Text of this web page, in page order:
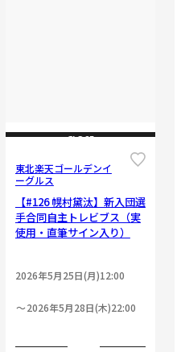
CLOSE
東北楽天ゴールデンイ
ーグルス
【#126 幌村黛汰】新入団選
手合同自主トレビブス（実
使用・直筆サイン入り）
2026年5月25日(月)12:00
2026年5月28日(木)22:00